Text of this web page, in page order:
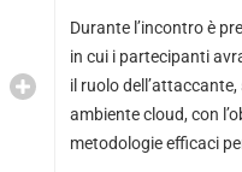
Durante l’incontro è
in cui i partecipanti
il ruolo
ambiente cloud, con
metodologie efficaci